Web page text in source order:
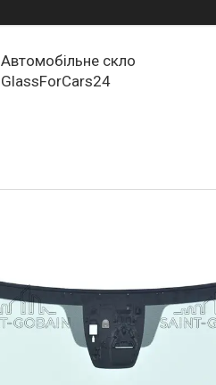
Автомобільне скло
GlassForCars24